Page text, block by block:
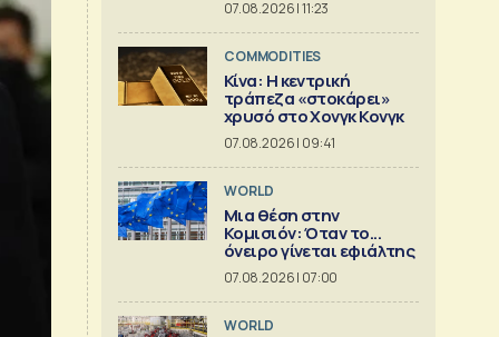
07.08.2026 | 11:23
COMMODITIES
Κίνα: Η κεντρική
τράπεζα «στοκάρει»
χρυσό στο Χονγκ Κονγκ
07.08.2026 | 09:41
WORLD
Μια θέση στην
Κομισιόν: Όταν το...
όνειρο γίνεται εφιάλτης
07.08.2026 | 07:00
WORLD